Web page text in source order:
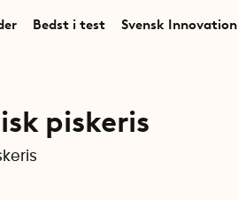
Bedst i test Svensk Innovation
piskeris